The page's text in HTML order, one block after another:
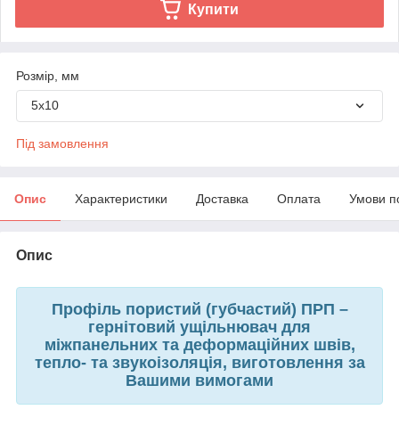
Купити
Розмір, мм
5х10
Під замовлення
Опис Характеристики Доставка Оплата Умови
Опис
Профіль пористий (губчастий) ПРП –
гернітовий ущільнювач для
міжпанельних та деформаційних швів,
тепло- та звукоізоляція, виготовлення за
Вашими вимогами